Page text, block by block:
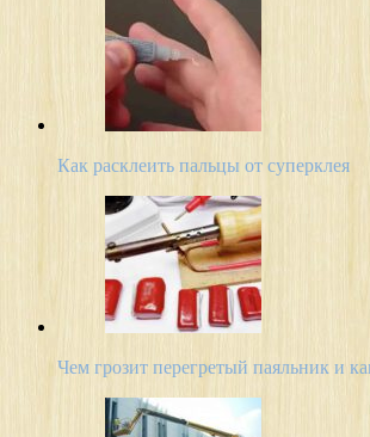
Как расклеить пальцы от суперклея
Чем грозит перегретый паяльник и